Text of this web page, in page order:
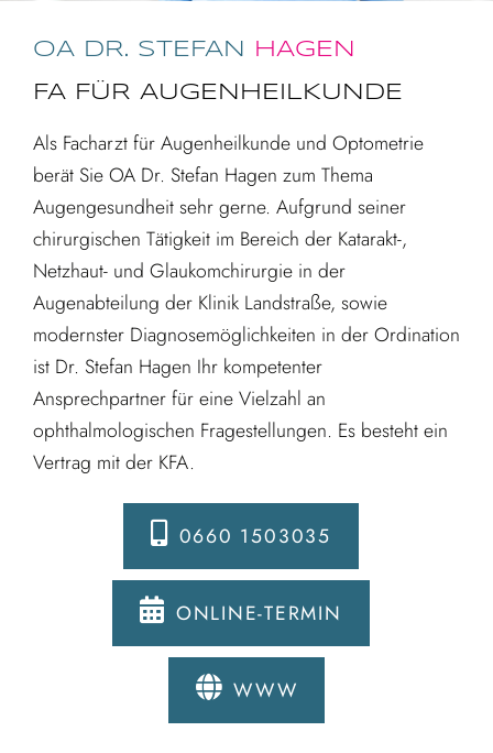
OA DR. STEFAN HAGEN
FA FÜR AUGENHEILKUNDE
Als Facharzt für Augenheilkunde und Optometrie
berät Sie OA Dr. Stefan Hagen zum Thema
Augengesundheit sehr gerne. Aufgrund seiner
chirurgischen Tätigkeit im Bereich der Katarakt-,
Netzhaut- und Glaukomchirurgie in der
Augenabteilung der Klinik Landstraße, sowie
modernster Diagnosemöglichkeiten in der Ordination
ist Dr. Stefan Hagen Ihr kompetenter
Ansprechpartner für eine Vielzahl an
ophthalmologischen Fragestellungen. Es besteht ein
Vertrag mit der KFA.
0660 1503035
ONLINE-TERMIN
WWW